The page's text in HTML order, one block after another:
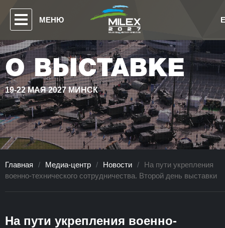
МЕНЮ
О ВЫСТАВКЕ
19-22 МАЯ 2027 МИНСК
Главная / Медиа-центр / Новости /
На пути укрепления
военно-технического сотрудничества. Второй день выставки
На пути укрепления военно-